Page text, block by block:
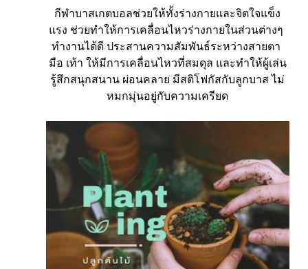
กีฬาบาสเกตบอลช่วยให้ทั้งร่างกายและจิตใจแข็ง
แรง ช่วยทำให้การเคลื่อนไหวร่างกายในส่วนต่างๆ
ทำงานได้ดี ประสานความสัมพันธ์ระหว่างสายตา
มือ เท้า ให้มีการเคลื่อนไหวที่สมดุล และทำให้ผู้เล่น
รู้สึกสนุกสนาน ผ่อนคลาย มีสติโฟกัสกับลูกบาส ไม่
หมกมุ่นอยู่กับความเครียด